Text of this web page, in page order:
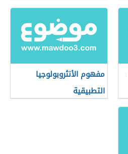
مفهوم الأنثروبولوجيا
التطبيقية